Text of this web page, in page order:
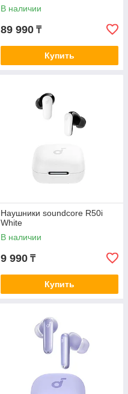
В наличии
89 990 ₸
Купить
Наушники soundcore R50i
White
В наличии
9 990 ₸
Купить